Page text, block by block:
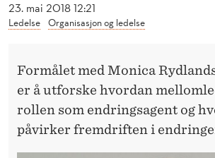
D
23. mai 2018 12:21
Ledelse Organisasjon og ledelse
Formålet med Monica
er å utforske hvordan
rollen som endringsagent og
påvirker fremdriften i